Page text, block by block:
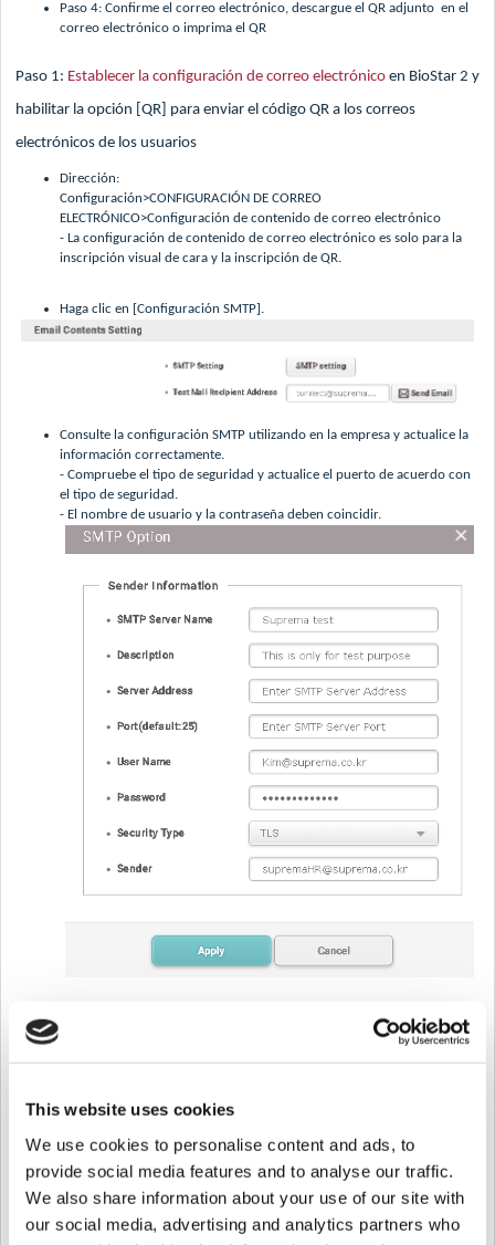
This website uses cookies
We use cookies to personalise content and ads, to
provide social media features and to analyse our traffic.
We also share information about your use of our site with
our social media, advertising and analytics partners who
Paso 4: Confirme el correo electrónico, descargue el QR adjunto en el
correo electrónico o imprima el QR
Paso 1: Establecer la configuración de correo electrónico en BioStar 2 y
habilitar la opción [QR] para enviar el código QR a los correos
electrónicos de los usuarios
Dirección:
Configuración>CONFIGURACIÓN DE CORREO
ELECTRÓNICO>Configuración de contenido de correo electrónico
- La configuración de contenido de correo electrónico es solo para la
inscripción visual de cara y la inscripción de QR.
Haga clic en [Configuración SMTP].
Consulte la configuración SMTP utilizando en la empresa y actualice la
información correctamente.
- Compruebe el tipo de seguridad y actualice el puerto de acuerdo con
el tipo de seguridad.
- El nombre de usuario y la contraseña deben coincidir.
Habilite la opción QR de la siguiente manera. y rellene el resto de
Paso 2: Agregue el dispositivo QR X-Station 2 a BioStar 2